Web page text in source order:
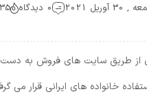
2021 0 دیدگاه 235
از طریق سایت های فروش به دست
خانواده های ایرانی قرار می